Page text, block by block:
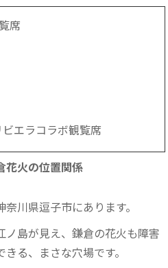
席
ビエラコラボ観覧席
花火の位置関係
川県逗子市にあります。
ノ島が見え、鎌倉の花火も障害
る、まさな穴場です。